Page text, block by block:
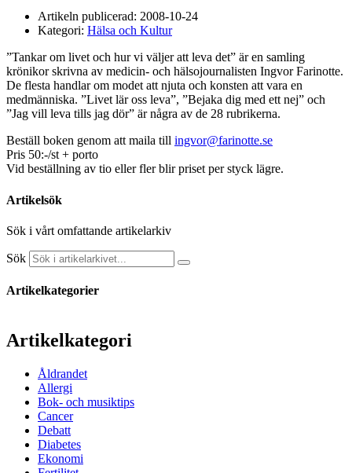
Artikeln publicerad: 2008-10-24
Kategori: Hälsa och Kultur
”Tankar om livet och hur vi väljer att leva det” är en samling
krönikor skrivna av medicin- och hälsojournalisten Ingvor Farinotte.
De flesta handlar om modet att njuta och konsten att vara en
medmänniska. ”Livet lär oss leva”, ”Bejaka dig med ett nej” och
”Jag vill leva tills jag dör” är några av de 28 rubrikerna.
Beställ boken genom att maila till ingvor@farinotte.se
Pris 50:-/st + porto
Vid beställning av tio eller fler blir priset per styck lägre.
Artikelsök
Sök i vårt omfattande artikelarkiv
Sök
Artikelkategorier
Artikelkategori
Åldrandet
Allergi
Bok- och musiktips
Cancer
Debatt
Diabetes
Ekonomi